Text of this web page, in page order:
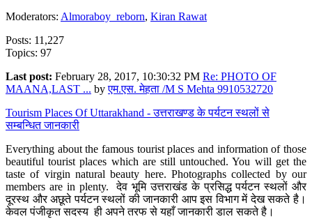
Moderators: Almoraboy_reborn, Kiran Rawat
Posts: 11,227
Topics: 97
Last post: February 28, 2017, 10:30:32 PM Re: PHOTO OF
MAANA,LAST ... byएम.एस. मेहता /M S Mehta 9910532720
Tourism Places Of Uttarakhand - उत्तराखण्ड के पर्यटन स्थलों से
सम्बन्धित जानकारी
Everything about the famous tourist places and information of those
beautiful tourist places which are still untouched. You will get the
taste of virgin natural beauty here. Photographs collected by our
members are in plenty. देव भूमि उत्तराखंड के प्रसिद्ध पर्यटन स्थलों और
दूरस्थ और अछूते पर्यटन स्थलों की जानकारी आप इस विभाग में देख सकते है।
केवल पंजीकृत सदस्य ही अपने तरफ से यहाँ जानकारी डाल सकते है।